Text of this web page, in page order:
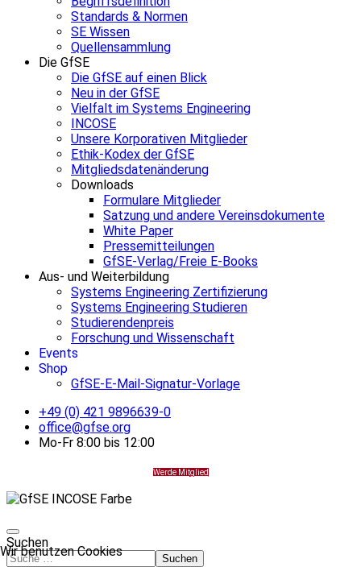
Standards & Normen
SE Wissen
Quellensammlung
Die GfSE
Die GfSE auf einen Blick
Neu in der GfSE
Vielfalt im Systems Engineering
INCOSE
Unsere Korporativen Mitglieder
Ethik-Kodex der GfSE
Mitgliedsdatenänderung
Downloads
Formulare Mitglieder
Satzung und andere Vereinsdokumente
White Paper
Pressemitteilungen
GfSE-Verlag/Freie E-Books
Aus- und Weiterbildung
Systems Engineering Zertifizierung
Systems Engineering Studieren
Studierendenpreis
Forschung und Wissenschaft
Events
Shop
GfSE-E-Mail-Signatur-Vorlage
+49 (0) 421 9896639-0
office@gfse.org
Mo-Fr 8:00 bis 12:00
Werde Mitglied
Wir benutzen Cookies
Suchen
Suchen